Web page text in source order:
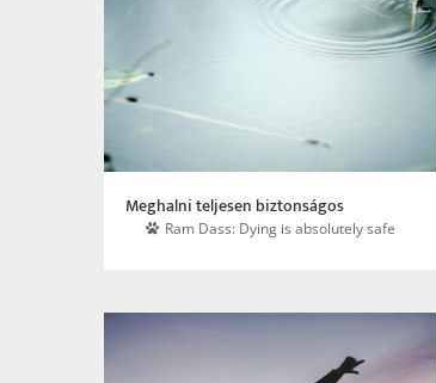
Meghalni teljesen biztonságos
Ram Dass: Dying is absolutely safe